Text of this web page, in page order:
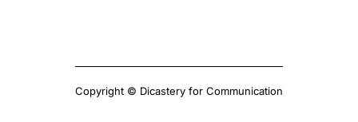
Copyright © Dicastery for Communication